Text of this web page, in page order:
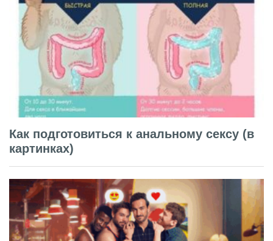
Как подготовиться к анальному сексу (в
картинках)